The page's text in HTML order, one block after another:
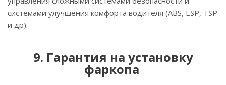
системами улучшения комфорта водителя (ABS, ESP, TSP
и др).
9. Гарантия на установку
фаркопа